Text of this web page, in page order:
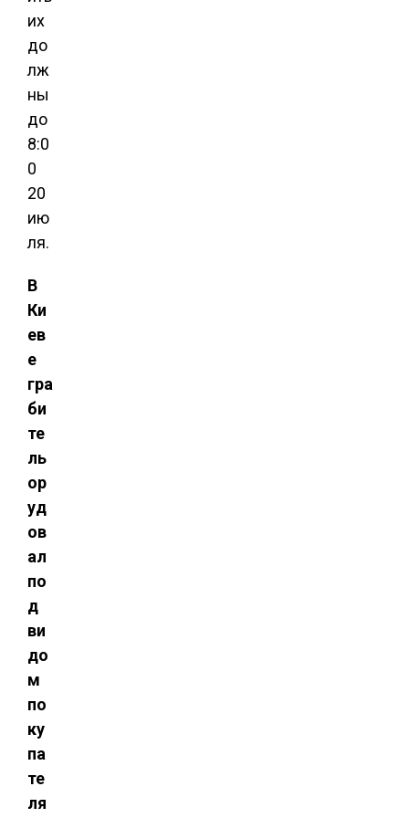
их
до
лж
ны
до
8:0
0
20
ию
ля.
В
Ки
ев
е
гра
би
те
ль
ор
уд
ов
ал
по
д
ви
до
м
по
ку
па
те
ля